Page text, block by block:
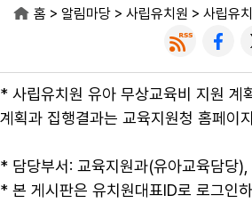
홈 > 알림마당 > 사립유치원 > 사립유
* 사립유치원 유아 무상교육비 지원 계
계획과 집행결과는 교육지원청 홈페이
* 담당부서: 교육지원과(유아교육담
* 본 게시판은 유치원대표ID로 로그인